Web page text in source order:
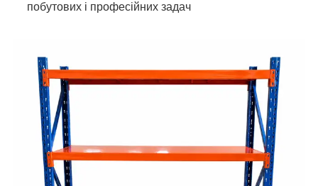
побутових і професійних задач